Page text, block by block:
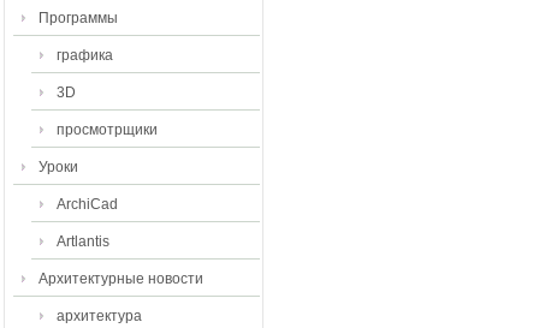
Программы
графика
3D
просмотрщики
Уроки
ArchiCad
Artlantis
Архитектурные новости
архитектура